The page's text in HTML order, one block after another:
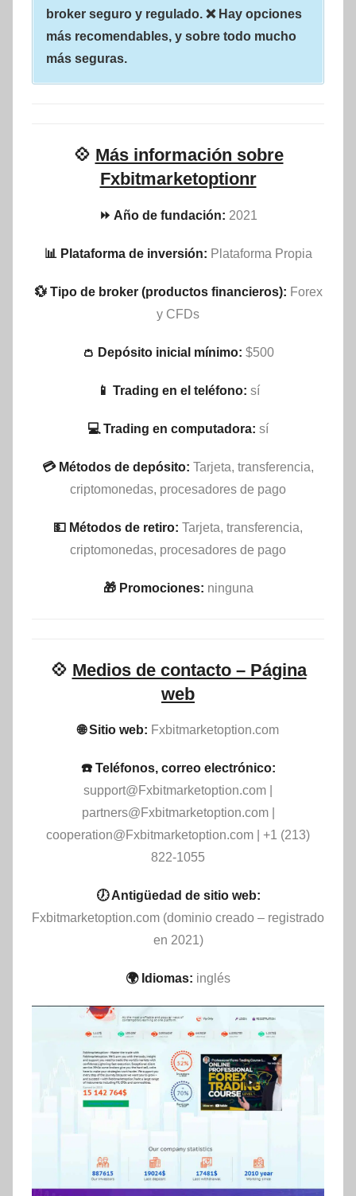
broker seguro y regulado. ❌ Hay opciones
más recomendables, y sobre todo mucho
más seguras.
💠 Más información sobre
Fxbitmarketoptionr
⏩ Año de fundación: 2021
📊 Plataforma de inversión: Plataforma Propia
💱 Tipo de broker (productos financieros): Forex
y CFDs
👛 Depósito inicial mínimo: $500
📱 Trading en el teléfono: sí
💻 Trading en computadora: sí
💳 Métodos de depósito: Tarjeta, transferencia,
criptomonedas, procesadores de pago
💵​ Métodos de retiro: Tarjeta, transferencia,
criptomonedas, procesadores de pago
🎁 Promociones: ninguna
💠 Medios de contacto – Página
web
🌐 Sitio web: Fxbitmarketoption.com
☎️ Teléfonos, correo electrónico:
support@Fxbitmarketoption.com
partners@Fxbitmarketoption.com|
cooperation@Fxbitmarketoption.com | +1 (213)
822‑1055
🕖 Antigüedad de sitio web:
Fxbitmarketoption.com (dominio creado – registrado
en 2021)
🌍 Idiomas: inglés